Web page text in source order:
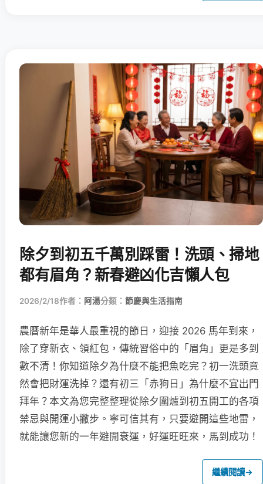
除夕到初五千萬別踩雷！洗頭、掃地
都有眉角？新春避凶化吉懶人包
2026/2/18作者： 阿湯分類： 節慶與生活指南
農曆新年是華人最重視的節日，迎接 2026 馬年到來，
除了穿新衣、領紅包，傳統習俗中的「眉角」更是多到
數不清！你知道除夕為什麼不能把魚吃完？初一洗頭竟
然會把財運洗掉？還有初三「赤狗日」為什麼不宜出門
拜年？本文為您完整整理從除夕圍爐到初五開工的各項
禁忌與開運小撇步。寧可信其有，只要避開這些地雷，
就能讓您新的一年避開衰運，好運旺旺來，馬到成功！
繼續閱讀→